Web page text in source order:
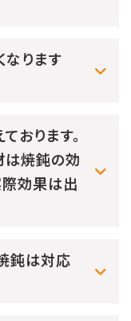
ります
おります。
は焼鈍の効
際効果は出
鈍は対応